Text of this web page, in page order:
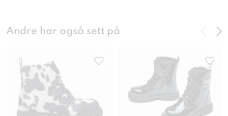
Andre har også sett på